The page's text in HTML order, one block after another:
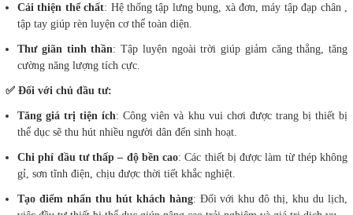
Cải thiện thể chất: Hệ thống tập lưng bụng, xà đơn, máy tập đạp chân ,
tập tay giúp rèn luyện cơ thể toàn diện.
Thư giãn tinh thần: Tập luyện ngoài trời giúp giảm căng thẳng, tăng
cường năng lượng tích cực.
✅ Đối với chủ đầu tư:
Tăng giá trị tiện ích: Công viên và khu vui chơi được trang bị thiết bị
thể dục sẽ thu hút nhiều người dân đến sinh hoạt.
Chi phí đầu tư thấp – độ bền cao: Các thiết bị được làm từ thép không
gỉ, sơn tĩnh điện, chịu được thời tiết khắc nghiệt.
Tạo điểm nhấn thu hút khách hàng: Đối với khu đô thị, khu du lịch,